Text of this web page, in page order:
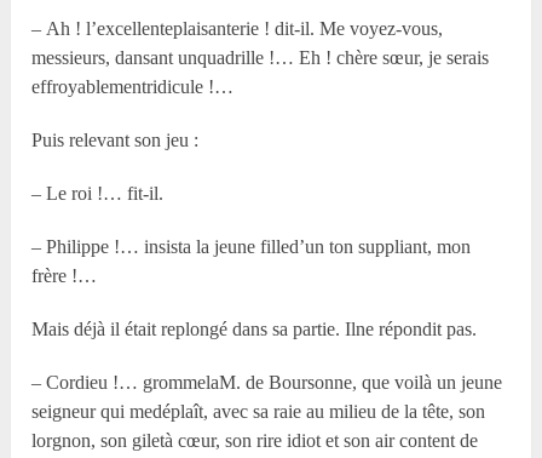
– Ah ! l’excellenteplaisanterie ! dit-il. Me voyez-vous,
messieurs, dansant unquadrille !… Eh ! chère sœur, je serais
effroyablementridicule !…
Puis relevant son jeu :
– Le roi !… fit-il.
– Philippe !… insista la jeune filled’un ton suppliant, mon
frère !…
Mais déjà il était replongé dans sa partie. Ilne répondit pas.
– Cordieu !… grommelaM. de Boursonne, que voilà un jeune
seigneur qui medéplaît, avec sa raie au milieu de la tête, son
lorgnon, son giletà cœur, son rire idiot et son air content de